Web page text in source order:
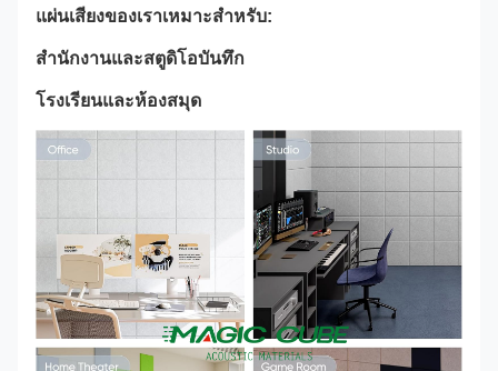
แผ่นเสียงของเราเหมาะสําหรับ:
สํานักงานและสตูดิโอบันทึก
โรงเรียนและห้องสมุด